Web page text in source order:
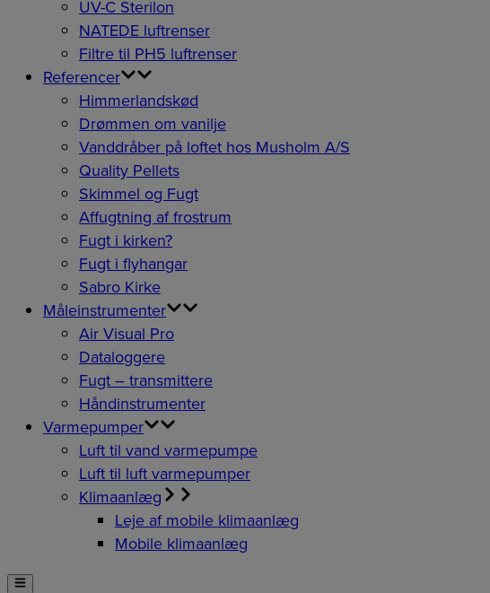
UV-C Sterilon
NATEDE luftrenser
Filtre til PH5 luftrenser
Referencer
Himmerlandskød
Drømmen om vanilje
Vanddråber på loftet hos Musholm A/S
Quality Pellets
Skimmel og Fugt
Affugtning af frostrum
Fugt i kirken?
Fugt i flyhangar
Sabro Kirke
Måleinstrumenter
Air Visual Pro
Dataloggere
Fugt – transmittere
Håndinstrumenter
Varmepumper
Luft til vand varmepumpe
Luft til luft varmepumper
Klimaanlæg
Leje af mobile klimaanlæg
Mobile klimaanlæg